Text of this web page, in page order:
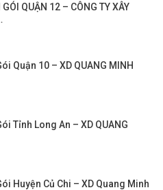
QUẬN 12 – CÔNG TY XÂY
Quận 10 – XD QUANG MINH
Tỉnh Long An – XD QUANG
Huyện Củ Chi – XD Quang Minh